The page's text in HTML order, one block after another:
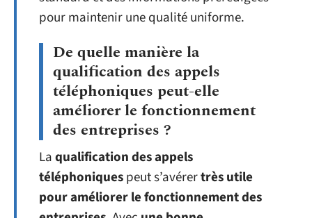
pour maintenir une qualité uniforme.
De quelle manière la
qualification des appels
téléphoniques peut-elle
améliorer le fonctionnement
des entreprises ?
Laqualification des appels
téléphoniquespeut s’avérertrès utile
pour améliorer le fonctionnement des